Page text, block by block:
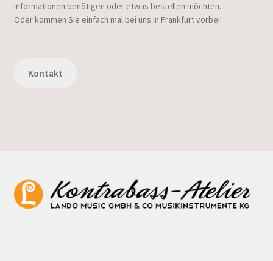
Informationen benötigen oder etwas bestellen möchten.
Oder kommen Sie einfach mal bei uns in Frankfurt vorbei!
Kontakt